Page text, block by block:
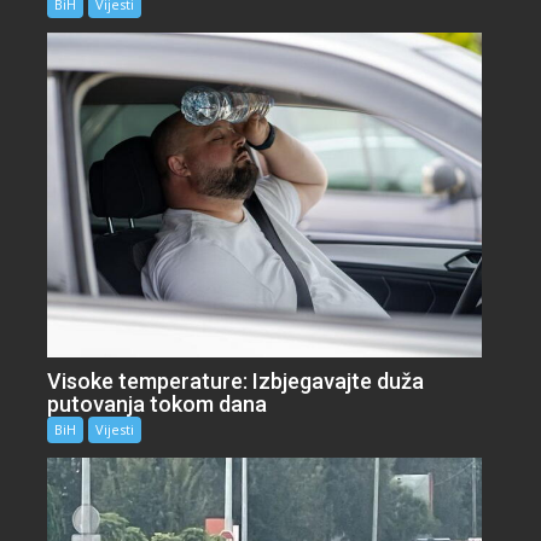
BiH Vijesti
Visoke temperature: Izbjegavajte duža
putovanja tokom dana
BiH Vijesti